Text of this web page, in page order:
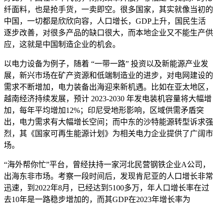
纤面料，也是抢手货，一卖即空。很多国家，其实就像当初的
中国，一切都是欣欣向容，人口增长，GDP上升，国民生活
逐步改善，对很多产品的缺口很大，而本地企业又不能生产供
应，这就是中国制造企业的机会。
以电力设备为例子，随着 “一带一路” 投资以及新能源产业发
展，新兴市场在矿产资源和低端制造业的进步，对电网建设的
需求不断增加，电力装备出海迎来新机遇。比如在亚太地区，
越南经济持续发展，预计 2023-2030 年发电装机容量将大幅增
加，每年平均增加12%；印尼受地形影响，区域供需矛盾突
出，电力需求有大幅增长空间；而中东的沙特能源转型诉求强
烈，其《国家可再生能源计划》为相关电力企业提供了广阔市
场。
“海外帮你忙”平台，曾经扶持一家河北民营钢铁企业A公司，
出海东非市场。考察一段时间后，发现肯尼亚的人口增长非常
迅速，到2022年8月，已经达到5100多万，年人口增长率在过
去10年是一路稳步增加的，而其GDP在2023年增长率为